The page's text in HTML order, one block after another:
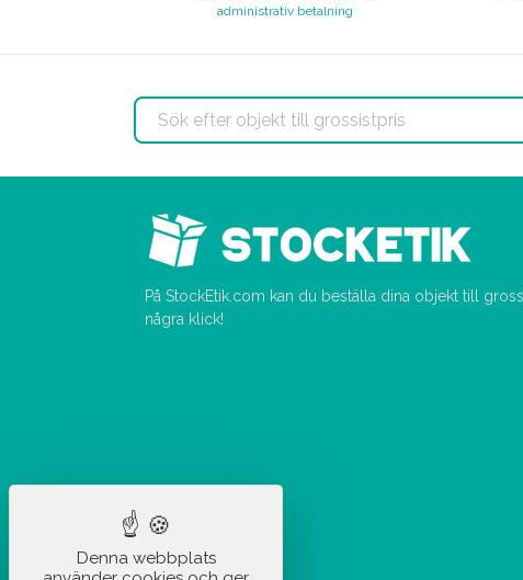
administrativ betalning
På StockEtik.com kan du beställa dina objekt till
några klick!
Denna webbplats